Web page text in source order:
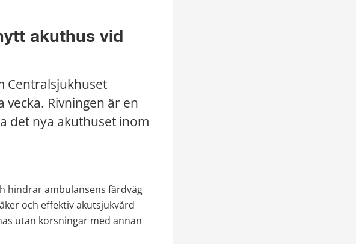
akuthus vid
Centralsjukhuset
vecka. Rivningen är en
det nya akuthuset inom
hindrar ambulansens färdväg
och effektiv akutsjukvård
utan korsningar med annan